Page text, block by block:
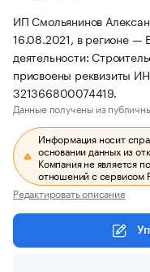
ИП Смольянинов
16.08.2021, в регионе —
деятельности:
присвоены реквизиты
321366800074419.
Данные получены из
Информация носит
основании данных из
Компания не является
отношений с сервисом
Редактировать описание